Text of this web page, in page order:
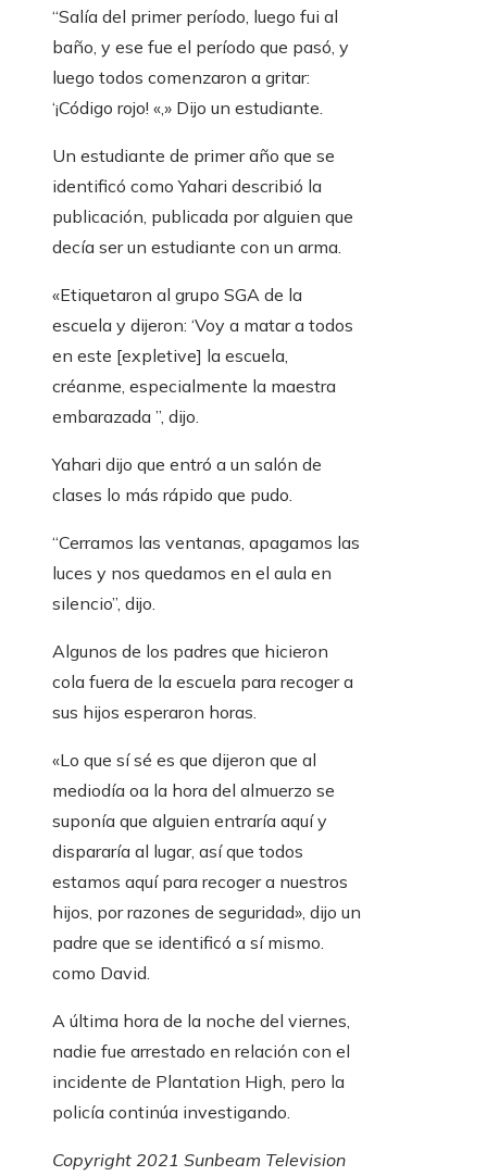
“Salía del primer período, luego fui al
baño, y ese fue el período que pasó, y
luego todos comenzaron a gritar:
‘¡Código rojo! «,» Dijo un estudiante.
Un estudiante de primer año que se
identificó como Yahari describió la
publicación, publicada por alguien que
decía ser un estudiante con un arma.
«Etiquetaron al grupo SGA de la
escuela y dijeron: ‘Voy a matar a todos
en este [expletive] la escuela,
créanme, especialmente la maestra
embarazada ”, dijo.
Yahari dijo que entró a un salón de
clases lo más rápido que pudo.
“Cerramos las ventanas, apagamos las
luces y nos quedamos en el aula en
silencio”, dijo.
Algunos de los padres que hicieron
cola fuera de la escuela para recoger a
sus hijos esperaron horas.
«Lo que sí sé es que dijeron que al
mediodía oa la hora del almuerzo se
suponía que alguien entraría aquí y
dispararía al lugar, así que todos
estamos aquí para recoger a nuestros
hijos, por razones de seguridad», dijo un
padre que se identificó a sí mismo.
como David.
A última hora de la noche del viernes,
nadie fue arrestado en relación con el
incidente de Plantation High, pero la
policía continúa investigando.
Copyright 2021 Sunbeam Television